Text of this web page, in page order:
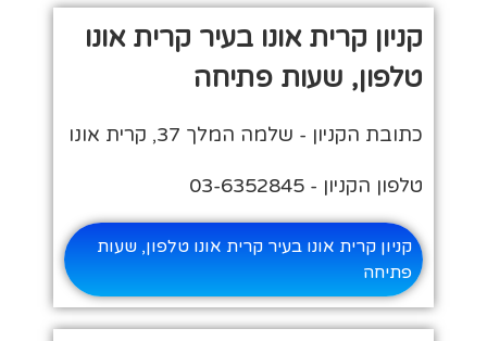
קניון קרית אונו בעיר קרית אונו
טלפון, שעות פתיחה
כתובת הקניון - שלמה המלך 37, קרית אונו
טלפון הקניון - 03-6352845
קניון קרית אונו בעיר קרית אונו טלפון, שעות
פתיחה